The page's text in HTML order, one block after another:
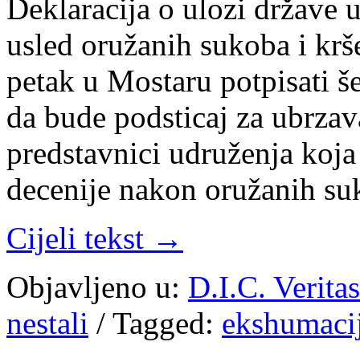
Deklaracija o ulozi države
usled oružanih sukoba i
petak u Mostaru potpisati
da bude podsticaj za
predstavnici udruženja
decenije nakon oružanih
Cijeli tekst →
Objavljeno u: D.I.C.
nestali / Tagged: